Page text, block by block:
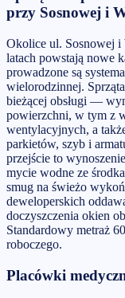
przy Sosnowej i
Okolice ul. Sosnowej i
latach powstają nowe
prowadzone są
wielorodzinnej.
bieżącej obsługi —
powierzchni, w tym z
wentylacyjnych, a
parkietów, szyb i
przejście to
mycie wodne ze
smug na świeżo
deweloperskich
doczyszczenia okien
Standardowy metraż
roboczego.
Placówki